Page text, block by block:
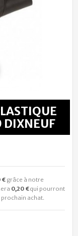
DIXNEUF
€ grâce à notre
0,20 €qui pourront
achat.